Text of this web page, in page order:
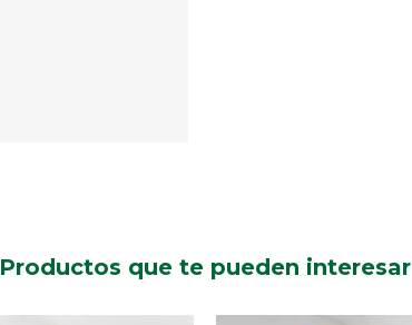
Productos que te pueden interesar